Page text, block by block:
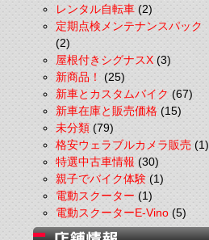
レンタル自転車(2)
定期点検メンテナンスパック
(2)
屋根付きシグナスX(3)
新商品！(25)
新車とカスタムバイク(67)
新車在庫と販売価格(15)
未分類(79)
格安ウェラブルカメラ販売(1)
特選中古車情報(30)
親子でバイク体験(1)
電動スクーター(1)
電動スクーターE-Vino(5)